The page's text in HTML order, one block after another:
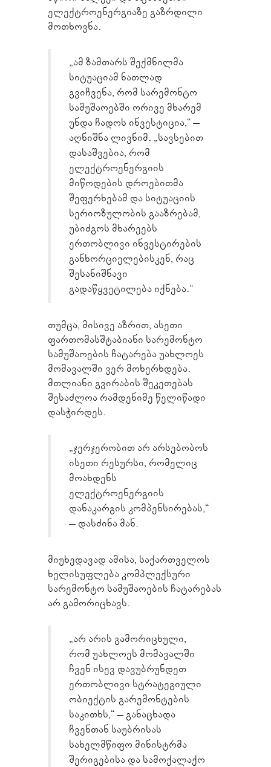
ელექტროენერგიაზე გაზრდილი
მოთხოვნა.
„ამ ზამთარს შექმნილმა
სიტუაციამ ნათლად
გვიჩვენა, რომ სარემონტო
სამუშაოებში ორივე მხარემ
უნდა ჩადოს ინვესტიცია,“ –
აღნიშნა ლივნიმ. „სავსებით
დასაშვებია, რომ
ელექტროენერგიის
მიწოდების დროებითმა
შეფერხებამ და სიტუაციის
სერიოზულობის გააზრებამ,
უბიძგოს მხარეებს
ერთობლივი ინვესტირების
განხორციელებისკენ, რაც
შესანიშნავი
გადაწყვეტილება იქნება.“
თუმცა, მისივე აზრით, ასეთი
ფართომასშტაბიანი სარემონტო
სამუშაოების ჩატარება უახლოეს
მომავალში ვერ მოხერხდება.
მთლიანი გვირაბის შეკეთებას
შესაძლოა რამდენიმე წელიწადი
დასჭირდეს.
„ჯერჯერობით არ არსებობოს
ისეთი რესურსი, რომელიც
მოახდენს
ელექტროენერგიის
დანაკარგის კომპენსირებას,“
– დასძინა მან.
მიუხედავად ამისა, საქართველოს
ხელისუფლება კომპლექსური
სარემონტო სამუშაოების ჩატარებას
არ გამორიცხავს.
„არ არის გამორიცხული,
რომ უახლოეს მომავალში
ჩვენ ისევ დავუბრუნდეთ
ერთობლივი სტრატეგიული
ობიექტის გარემონტების
საკითხს,“ – განაცხადა
ჩვენთან საუბრისას
სახელმწიფო მინისტრმა
შერიგებისა და სამოქალაქო